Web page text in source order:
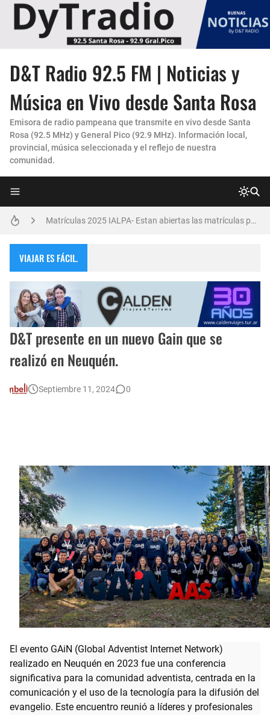
D&T Radio 92.5 FM | Noticias y
Música en Vivo desde Santa Rosa
Emisora de radio pampeana que transmite en vivo desde Santa
Rosa (92.5 MHz) y General Pico (92.9 MHz). Información local,
provincial, música seleccionada y el reflejo de nuestra
comunidad.
La Experiencia "Pampa Adentro" en 4x4:
Un Faro de Cuidado para Nuestros Mayores
Invitación Taller “Padres preparados, hijos con carácter”
Vicky Fleck presenta su primer trabajo musical AMENA...
Matrículas 2025 IALPA- Estan abiertas las matrículas para Jardin de Infantes.
Encuentro de Matrimonios en Toay.
VIAJAR ES FÁCIL.
D&T presente en un nuevo Gain que se
realizó en Neuquén.
Septiembre 11, 2024 0
El evento GAiN (Global Adventist Internet Network)
realizado en Neuquén en 2023 fue una conferencia
significativa para la comunidad adventista, centrada en la
comunicación y el uso de la tecnología para la difusión del
evangelio. Este encuentro reunió a líderes y profesionales